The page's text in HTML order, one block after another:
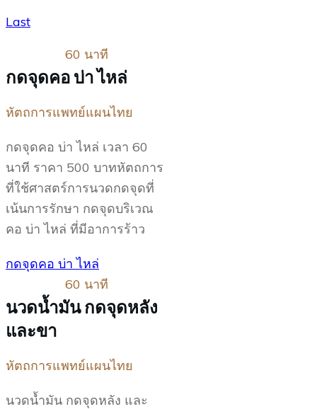
Last
60 นาที
กดจุดคอ บ่า ไหล่
หัตถการแพทย์แผนไทย
กดจุดคอ บ่า ไหล่ เวลา 60
นาที ราคา 500 บาทหัตถการ
ที่ใช้ศาสตร์การนวดกดจุดที่
เน้นการรักษา กดจุดบริเวณ
คอ บ่า ไหล่ ที่มีอาการร้าว
กดจุดคอ บ่า ไหล่
60 นาที
นวดน้ำมัน กดจุดหลัง
และขา
หัตถการแพทย์แผนไทย
นวดน้ำมัน กดจุดหลัง และ